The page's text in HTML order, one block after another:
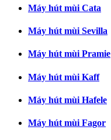
Máy hút mùi Cata
Máy hút mùi Sevilla
Máy hút mùi Pramie
Máy hút mùi Kaff
Máy hút mùi Hafele
Máy hút mùi Fagor